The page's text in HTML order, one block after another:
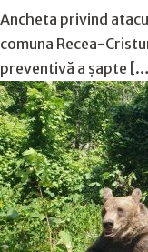
Ancheta privind
comuna Recea-
preventivă a șapte